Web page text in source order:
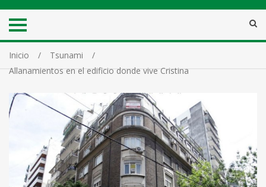
Inicio
Tsunami
Allanamientos en el edificio donde vive Cristina